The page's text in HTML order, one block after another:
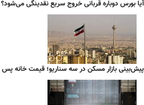
آیا بورس دوباره قربانی خروج سریع نقدینگی می‌شود؟
پیش‌بینی بازار مسکن در سه سناریو؛ قیمت خانه پس